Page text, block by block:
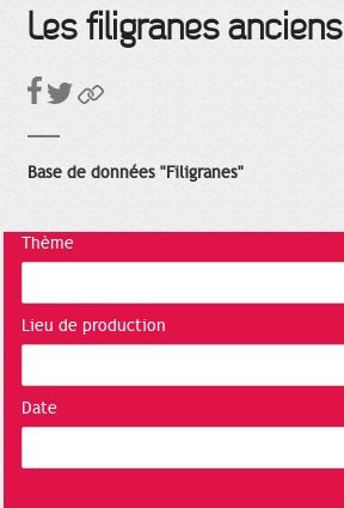
Les filigranes anciens
Base de données "Filigranes"
Thème
Lieu de production
Date